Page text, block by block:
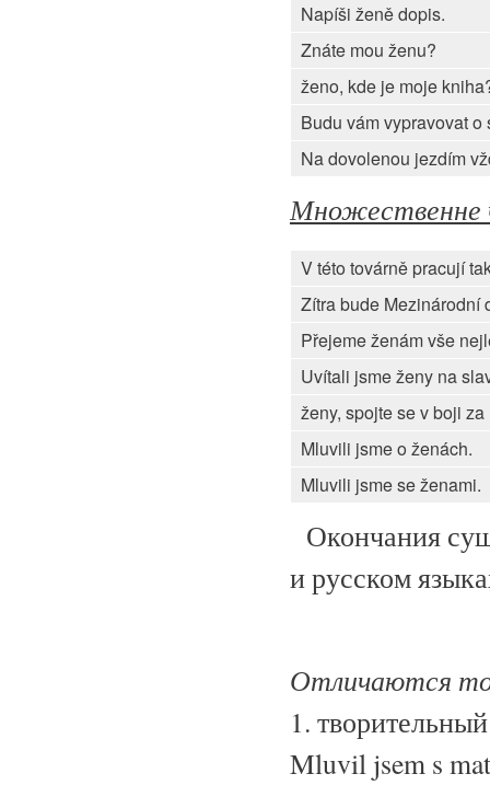
Napíši ženě dopis.
Znáte mou ženu?
ženo, kde je moje
Budu vám vypravovat o
Na dovolenou jezdím
Множественне
V této továrně pracují
Zítra bude Mezinárodní
Přejeme ženám vše
Uvítali jsme ženy na
ženy, spojte se v boji za
Mluvili jsme o ženách.
Mluvili jsme se ženami.
Окончания
и русском
Отличаются
1.
Mluvil jsem s